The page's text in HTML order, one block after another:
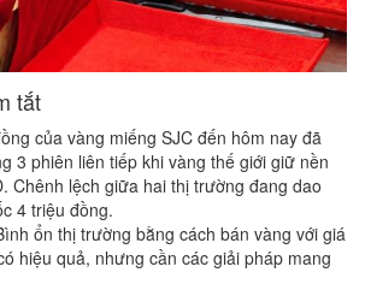
tắt
của vàng miếng SJC đến hôm nay đã
3 phiên liên tiếp khi vàng thế giới giữ nền
Chênh lệch giữa hai thị trường đang dao
4 triệu đồng.
ổn thị trường bằng cách bán vàng với giá
hiệu quả, nhưng cần các giải pháp mang